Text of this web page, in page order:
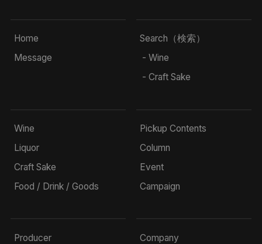
Home
Message
Search（検索）
- Wine
- Craft Sake
Wine
Liquor
Craft Sake
Food / Drink / Goods
Pickup Contents
Column
Event
Campaign
Producer
Company